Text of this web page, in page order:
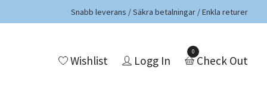
Snabb leverans / Säkra betalningar / Enkla returer
Wishlist Logg In
0
Check Out